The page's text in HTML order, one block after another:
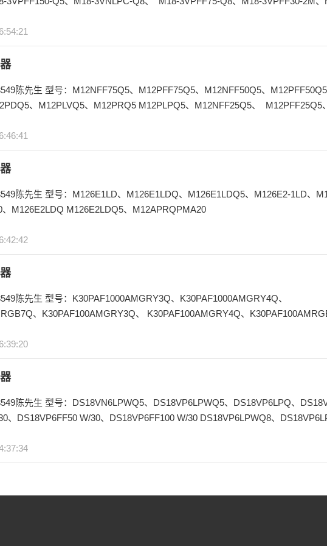
、M12PFF50Q5、M12EQ5、
、M12PLVQ5、M12PRQ5 M12PLPQ5、M12NFF25Q5、 M12PFF25Q5、
、M126E2-1LD、M126E2LD、
、M126E2LDQ M126E2LDQ5、M12APRQPMA20
、K30PAF1000AMGRY4Q、
、K30PAF100AMGRY3Q、 K30PAF100AMGRY4Q、
陈先生 型号：DS18VN6LPWQ5、DS18VP6LPWQ5、DS18VP6LPQ、
、DS18VP6FF50 W/30、DS18VP6FF100 W/30 DS18VP6LPWQ8、